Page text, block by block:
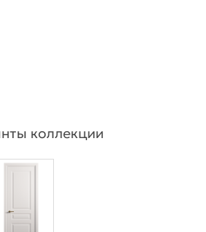
коллекции